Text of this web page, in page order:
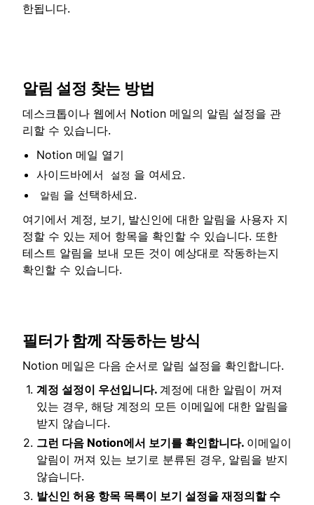
한됩니다.
알림 설정 찾는 방법
데스크톱이나 웹에서 Notion 메일의 알림 설정을 관
리할 수 있습니다.
Notion 메일 열기
사이드바에서
설정 을 여세요.
알림 을 선택하세요.
여기에서 계정, 보기, 발신인에 대한 알림을 사용자 지
정할 수 있는 제어 항목을 확인할 수 있습니다. 또한
테스트 알림을 보내 모든 것이 예상대로 작동하는지
확인할 수 있습니다.
필터가 함께 작동하는 방식
Notion 메일은 다음 순서로 알림 설정을 확인합니다.
계정 설정이 우선입니다. 계정에 대한 알림이 꺼져
있는 경우, 해당 계정의 모든 이메일에 대한 알림을
받지 않습니다.
그런 다음 Notion에서 보기를 확인합니다. 이메일이
알림이 꺼져 있는 보기로 분류된 경우, 알림을 받지
않습니다.
발신인 허용 항목 목록이 보기 설정을 재정의할 수